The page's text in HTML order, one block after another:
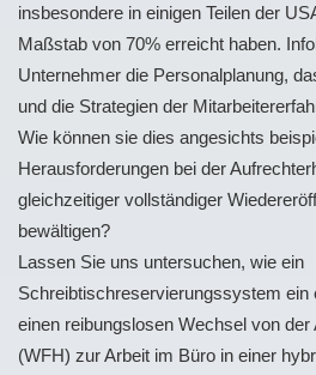
insbesondere in einigen Teilen der
Maßstab von 70% erreicht haben.
Unternehmer die Personalplanung,
und die Strategien der
Wie können sie dies angesichts
Herausforderungen bei der
gleichzeitiger vollständiger
bewältigen?
Lassen Sie uns untersuchen, wie ein
Schreibtischreservierungssystem ein
einen reibungslosen Wechsel von
(WFH) zur Arbeit im Büro in einer